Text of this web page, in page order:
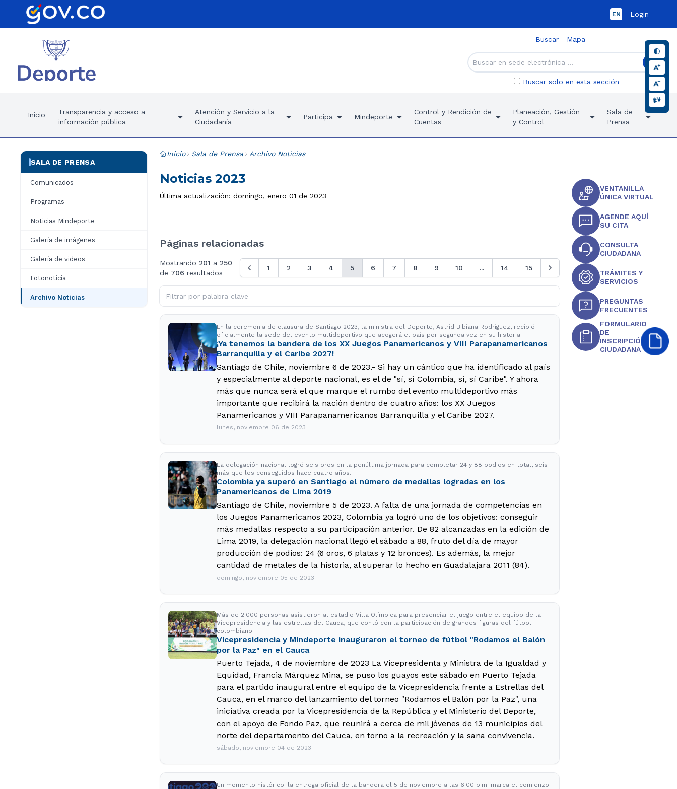
EN Login
Buscar Mapa
Buscar solo en esta sección
Inicio
Transparencia y acceso a
información pública
Atención y Servicio a la
Ciudadanía
Participa Mindeporte
Control y Rendición de
Cuentas
Planeación, Gestión
y Control
Sala de
Prensa
SALA DE PRENSA
Comunicados
Programas
Noticias Mindeporte
Galería de imágenes
Galería de videos
Fotonoticia
Archivo Noticias
Inicio Sala de Prensa Archivo Noticias
Noticias 2023
Última actualización: domingo, enero 01 de 2023
Páginas relacionadas
Mostrando 201 a 250
de 706 resultados
1 2 3 4 5 6 7 8 9 10 ... 14 15
En la ceremonia de clausura de Santiago 2023, la ministra del Deporte, Astrid Bibiana Rodríguez, recibió
oficialmente la sede del evento multideportivo que acogerá el país por segunda vez en su historia
¡Ya tenemos la bandera de los XX Juegos Panamericanos y VIII Parapanamericanos
Barranquilla y el Caribe 2027!
Santiago de Chile, noviembre 6 de 2023.- Si hay un cántico que ha identificado al país
y especialmente al deporte nacional, es el de "sí, sí Colombia, sí, sí Caribe". Y ahora
más que nunca será el que marque el rumbo del evento multideportivo más
importante que recibirá la nación dentro de cuatro años: los XX Juegos
Panamericanos y VIII Parapanamericanos Barranquilla y el Caribe 2027.
lunes, noviembre 06 de 2023
La delegación nacional logró seis oros en la penúltima jornada para completar 24 y 88 podios en total, seis
más que los conseguidos hace cuatro años.
Colombia ya superó en Santiago el número de medallas logradas en los
Panamericanos de Lima 2019
Santiago de Chile, noviembre 5 de 2023. A falta de una jornada de competencias en
los Juegos Panamericanos 2023, Colombia ya logró uno de los objetivos: conseguir
más medallas respecto a su participación anterior. De 82 alcanzadas en la edición de
Lima 2019, la delegación nacional llegó el sábado a 88, fruto del día de mayor
producción de podios: 24 (6 oros, 6 platas y 12 bronces). Es además, la mejor
cantidad de metales de la historia, al superar lo hecho en Guadalajara 2011 (84).
domingo, noviembre 05 de 2023
Más de 2.000 personas asistieron al estadio Villa Olímpica para presenciar el juego entre el equipo de la
Vicepresidencia y las estrellas del Cauca, que contó con la participación de grandes figuras del fútbol
colombiano.
Vicepresidencia y Mindeporte inauguraron el torneo de fútbol "Rodamos el Balón
por la Paz" en el Cauca
Puerto Tejada, 4 de noviembre de 2023 La Vicepresidenta y Ministra de la Igualdad y
Equidad, Francia Márquez Mina, se puso los guayos este sábado en Puerto Tejada
para el partido inaugural entre el equipo de la Vicepresidencia frente a Estrellas del
Cauca, en el marco del lanzamiento del torneo "Rodamos el Balón por la Paz", una
iniciativa creada por la Vicepresidencia de la República y el Ministerio del Deporte,
con el apoyo de Fondo Paz, que reunirá a cerca de mil jóvenes de 13 municipios del
norte del departamento del Cauca, en torno a la recreación y la sana convivencia.
sábado, noviembre 04 de 2023
Un momento histórico: la entrega oficial de la bandera el 5 de noviembre a las 6:00 p.m. marca el comienzo
VENTANILLA
ÚNICA VIRTUAL
AGENDE AQUÍ
SU CITA
CONSULTA
CIUDADANA
TRÁMITES Y
SERVICIOS
PREGUNTAS
FRECUENTES
FORMULARIO
DE
INSCRIPCIÓN
CIUDADANA